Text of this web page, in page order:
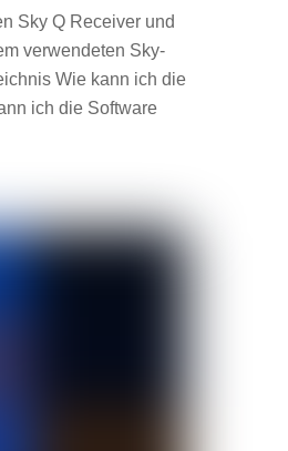
Sky Q Receiver und
verwendeten Sky-
Wie kann ich die
ich die Software